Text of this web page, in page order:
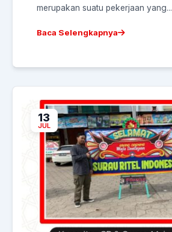
merupakan suatu pekerjaan yang...
Baca Selengkapnya
13
JUL